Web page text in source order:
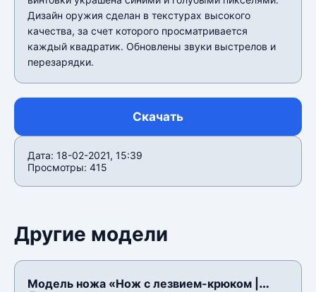
Дизайн оружия сделан в текстурах высокого
качества, за счет которого просматривается
каждый квадратик. Обновлены звуки выстрелов и
перезарядки.
Скачать
Дата: 18-02-2021, 15:39
Просмотры: 415
Другие модели
Модель ножа «Нож с лезвием-крюком |